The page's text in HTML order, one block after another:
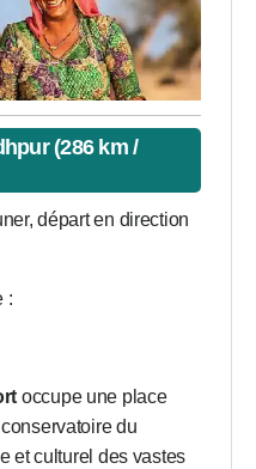
(286 km /
départ en direction
:
occupe une place
du
et culturel des vastes